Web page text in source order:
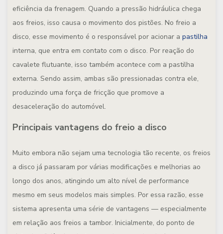
eficiência da frenagem. Quando a pressão hidráulica chega
aos freios, isso causa o movimento dos pistões. No freio a
disco, esse movimento é o responsável por acionar a pastilha
interna, que entra em contato com o disco. Por reação do
cavalete flutuante, isso também acontece com a pastilha
externa. Sendo assim, ambas são pressionadas contra ele,
produzindo uma força de fricção que promove a
desaceleração do automóvel.
Principais vantagens do freio a disco
Muito embora não sejam uma tecnologia tão recente, os freios
a disco já passaram por várias modificações e melhorias ao
longo dos anos, atingindo um alto nível de performance
mesmo em seus modelos mais simples. Por essa razão, esse
sistema apresenta uma série de vantagens — especialmente
em relação aos freios a tambor. Inicialmente, do ponto de